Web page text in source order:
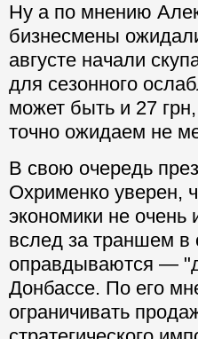
Ну а по мнению
бизнесмены
августе начали
для сезонного
может быть и 27
точно ожидаем не
В свою очередь
Охрименко уверен,
экономики не очень
вслед за траншем в
оправдываются —
Донбассе. По его
ограничивать